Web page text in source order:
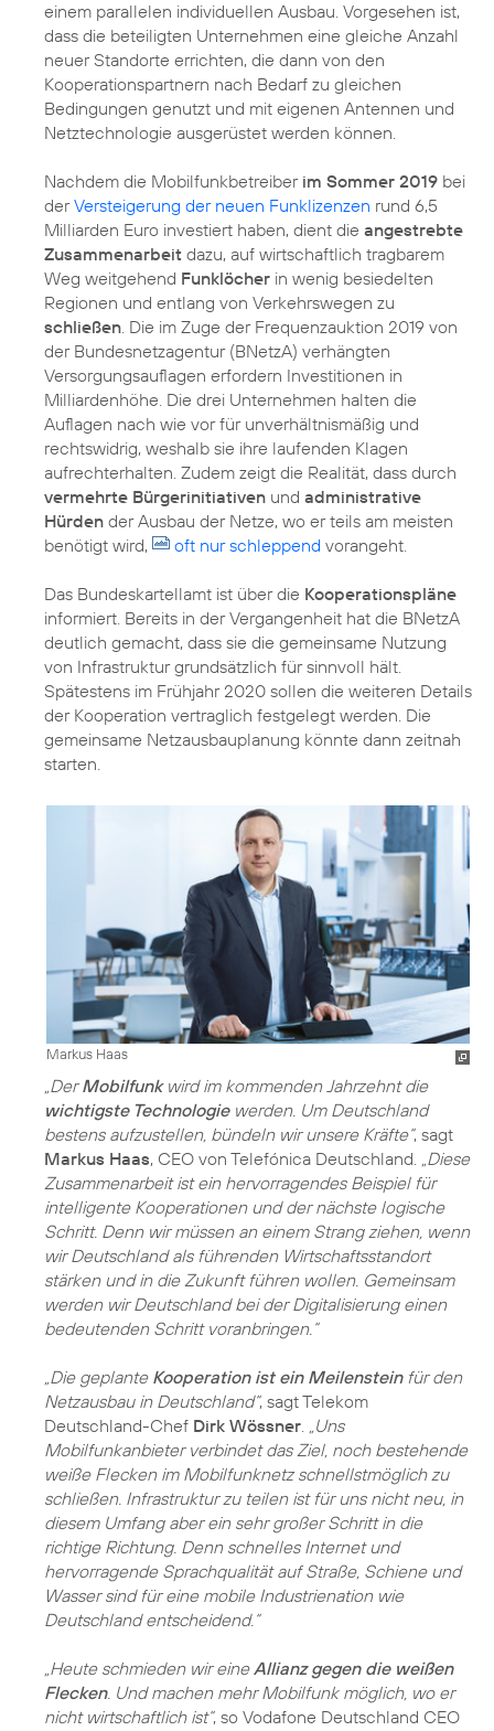
einem parallelen individuellen Ausbau. Vorgesehen ist,
dass die beteiligten Unternehmen eine gleiche Anzahl
neuer Standorte errichten, die dann von den
Kooperationspartnern nach Bedarf zu gleichen
Bedingungen genutzt und mit eigenen Antennen und
Netztechnologie ausgerüstet werden können.
Nachdem die Mobilfunkbetreiber im Sommer 2019 bei
derVersteigerung der neuen Funklizenzen rund 6,5
Milliarden Euro investiert haben, dient die angestrebte
Zusammenarbeit dazu, auf wirtschaftlich tragbarem
Weg weitgehend Funklöcher in wenig besiedelten
Regionen und entlang von Verkehrswegen zu
schließen . Die im Zuge der Frequenzauktion 2019 von
der Bundesnetzagentur (BNetzA) verhängten
Versorgungsauflagen erfordern Investitionen in
Milliardenhöhe. Die drei Unternehmen halten die
Auflagen nach wie vor für unverhältnismäßig und
rechtswidrig, weshalb sie ihre laufenden Klagen
aufrechterhalten. Zudem zeigt die Realität, dass durch
vermehrte Bürgerinitiativen und administrative
Hürden der Ausbau der Netze, wo er teils am meisten
benötigt wird,
oft nur schleppend vorangeht.
Das Bundeskartellamt ist über die Kooperationspläne
informiert. Bereits in der Vergangenheit hat die BNetzA
deutlich gemacht, dass sie die gemeinsame Nutzung
von Infrastruktur grundsätzlich für sinnvoll hält.
Spätestens im Frühjahr 2020 sollen die weiteren Details
der Kooperation vertraglich festgelegt werden. Die
gemeinsame Netzausbauplanung könnte dann zeitnah
starten.
Markus Haas
„DerMobilfunkwird im kommenden Jahrzehnt die
wichtigste Technologiewerden. Um Deutschland
bestens aufzustellen, bündeln wir unsere Kräfte“, sagt
Markus Haas, CEO von Telefónica Deutschland. „Diese
Zusammenarbeit ist ein hervorragendes Beispiel für
intelligente Kooperationen und der nächste logische
Schritt. Denn wir müssen an einem Strang ziehen, wenn
wir Deutschland als führenden Wirtschaftsstandort
stärken und in die Zukunft führen wollen. Gemeinsam
werden wir Deutschland bei der Digitalisierung einen
bedeutenden Schritt voranbringen.“
„Die geplante Kooperation ist ein Meilensteinfür den
Netzausbau in Deutschland“, sagt Telekom
Deutschland-Chef Dirk Wössner. „Uns
Mobilfunkanbieter verbindet das Ziel, noch bestehende
weiße Flecken im Mobilfunknetz schnellstmöglich zu
schließen. Infrastruktur zu teilen ist für uns nicht neu, in
diesem Umfang aber ein sehr großer Schritt in die
richtige Richtung. Denn schnelles Internet und
hervorragende Sprachqualität auf Straße, Schiene und
Wasser sind für eine mobile Industrienation wie
Deutschland entscheidend.“
„Heute schmieden wir eineAllianz gegen die weißen
Flecken. Und machen mehr Mobilfunk möglich, wo er
nicht wirtschaftlich ist“, so Vodafone Deutschland CEO